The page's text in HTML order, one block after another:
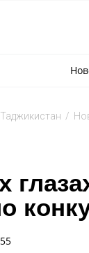
/
55